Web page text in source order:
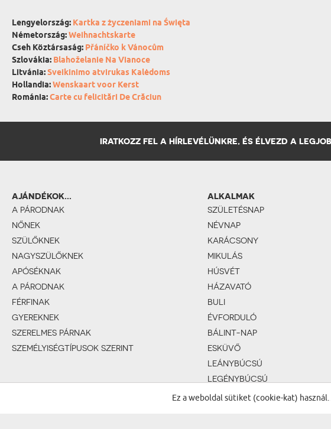
Lengyelország: Kartka z życzeniami na Święta
Németország:Weihnachtskarte
Cseh Köztársaság: Přáníčko k Vánocům
Szlovákia: Blahoželanie Na Vianoce
Litvánia:Sveikinimo atvirukas Kalėdoms
Hollandia:Wenskaart voor Kerst
Románia:Carte cu felicitări De Crăciun
IRATKOZZ FEL A HÍRLEVÉLÜNKRE, ÉS ÉLVEZD A
AJÁNDÉKOK...
A PÁRODNAK
NŐNEK
SZÜLŐKNEK
NAGYSZÜLŐKNEK
APÓSÉKNAK
A PÁRODNAK
FÉRFINAK
GYEREKNEK
SZERELMES PÁRNAK
SZEMÉLYISÉGTÍPUSOK SZERINT
ALKALMAK
SZÜLETÉSNAP
NÉVNAP
KARÁCSONY
MIKULÁS
HÚSVÉT
HÁZAVATÓ
BULI
ÉVFORDULÓ
BÁLINT-NAP
ESKÜVŐ
LEÁNYBÚCSÚ
LEGÉNYBÚCSÚ
BABASZÜLETÉS
Ez a weboldal sütiket (cookie-kat)